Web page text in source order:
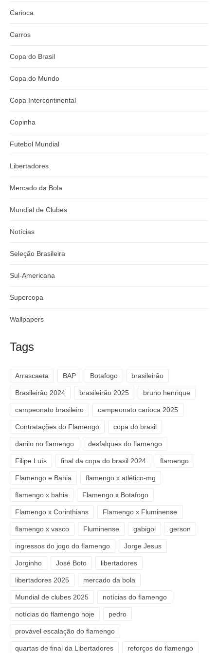
Carioca
Carros
Copa do Brasil
Copa do Mundo
Copa Intercontinental
Copinha
Futebol Mundial
Libertadores
Mercado da Bola
Mundial de Clubes
Notícias
Seleção Brasileira
Sul-Americana
Supercopa
Wallpapers
Tags
Arrascaeta BAP Botafogo brasileirão
Brasileirão 2024 brasileirão 2025 bruno henrique
campeonato brasileiro campeonato carioca 2025
Contratações do Flamengo copa do brasil
danilo no flamengo desfalques do flamengo
Filipe Luís final da copa do brasil 2024 flamengo
Flamengo e Bahia flamengo x atlético-mg
flamengo x bahia Flamengo x Botafogo
Flamengo x Corinthians Flamengo x Fluminense
flamengo x vasco Fluminense gabigol gerson
ingressos do jogo do flamengo Jorge Jesus
Jorginho José Boto libertadores
libertadores 2025 mercado da bola
Mundial de clubes 2025 notícias do flamengo
notícias do flamengo hoje pedro
provável escalação do flamengo
quartas de final da Libertadores reforços do flamengo